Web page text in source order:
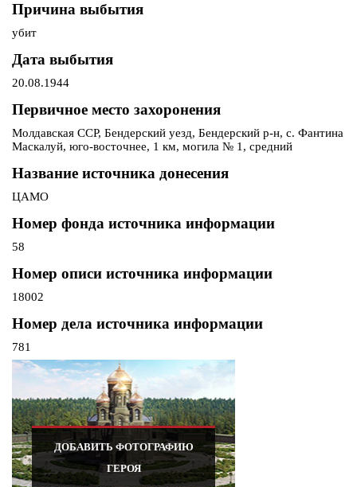
Причина выбытия
убит
Дата выбытия
20.08.1944
Первичное место захоронения
Молдавская ССР, Бендерский уезд, Бендерский р-н, с. Фантина
Маскалуй, юго-восточнее, 1 км, могила № 1, средний
Название источника донесения
ЦАМО
Номер фонда источника информации
58
Номер описи источника информации
18002
Номер дела источника информации
781
ДОБАВИТЬ ФОТОГРАФИЮ
ГЕРОЯ